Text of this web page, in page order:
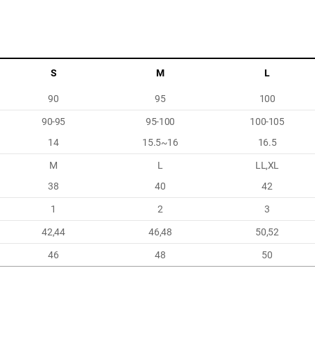
S M L
90 95 100
90-95
14
95-100
15.5~16
100-105
16.5
M
38
L
40
LL,XL
42
1 2 3
42,44 46,48 50,52
46 48 50